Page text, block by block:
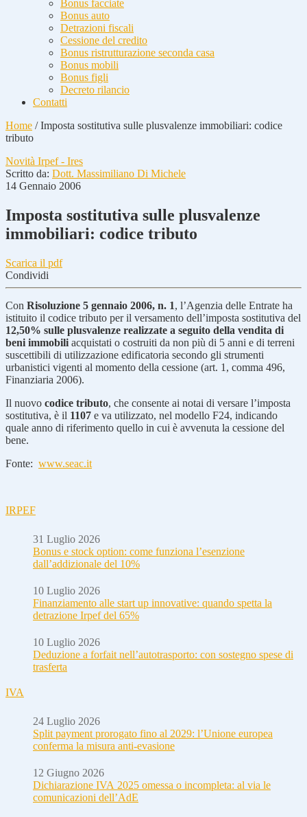
Bonus facciate
Bonus auto
Detrazioni fiscali
Cessione del credito
Bonus ristrutturazione seconda casa
Bonus mobili
Bonus figli
Decreto rilancio
Contatti
Home /Imposta sostitutiva sulle plusvalenze immobiliari: codice
tributo
Novità Irpef - Ires
Scritto da: Dott. Massimiliano Di Michele
14 Gennaio 2006
Imposta sostitutiva sulle plusvalenze
immobiliari: codice tributo
Scarica il pdf
Condividi
Con Risoluzione 5 gennaio 2006, n. 1, l’Agenzia delle Entrate ha
istituito il codice tributo per il versamento dell’imposta sostitutiva del
12,50% sulle plusvalenze realizzate a seguito della vendita di
beni immobili acquistati o costruiti da non più di 5 anni e di terreni
suscettibili di utilizzazione edificatoria secondo gli strumenti
urbanistici vigenti al momento della cessione (art. 1, comma 496,
Finanziaria 2006).
Il nuovo codice tributo, che consente ai notai di versare l’imposta
sostitutiva, è il 1107 e va utilizzato, nel modello F24, indicando
quale anno di riferimento quello in cui è avvenuta la cessione del
bene.
Fonte: www.seac.it
IRPEF
31 Luglio 2026
Bonus e stock option: come funziona l’esenzione
dall’addizionale del 10%
10 Luglio 2026
Finanziamento alle start up innovative: quando spetta la
detrazione Irpef del 65%
10 Luglio 2026
Deduzione a forfait nell’autotrasporto: con sostegno spese di
trasferta
IVA
24 Luglio 2026
Split payment prorogato fino al 2029: l’Unione europea
conferma la misura anti-evasione
12 Giugno 2026
Dichiarazione IVA 2025 omessa o incompleta: al via le
comunicazioni dell’AdE